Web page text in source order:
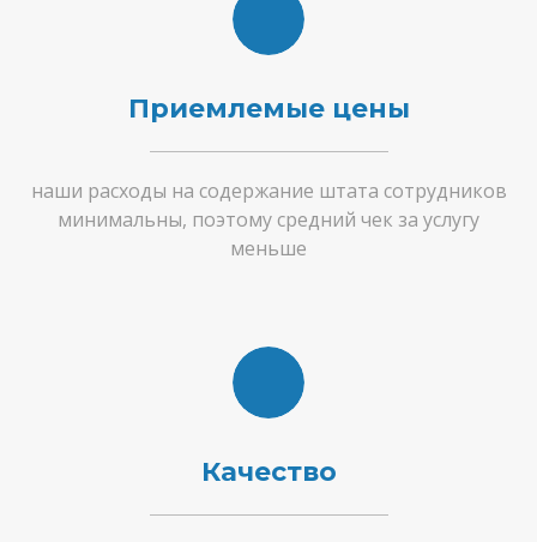
Приемлемые цены
наши расходы на содержание штата сотрудников
минимальны, поэтому средний чек за услугу
меньше
Качество